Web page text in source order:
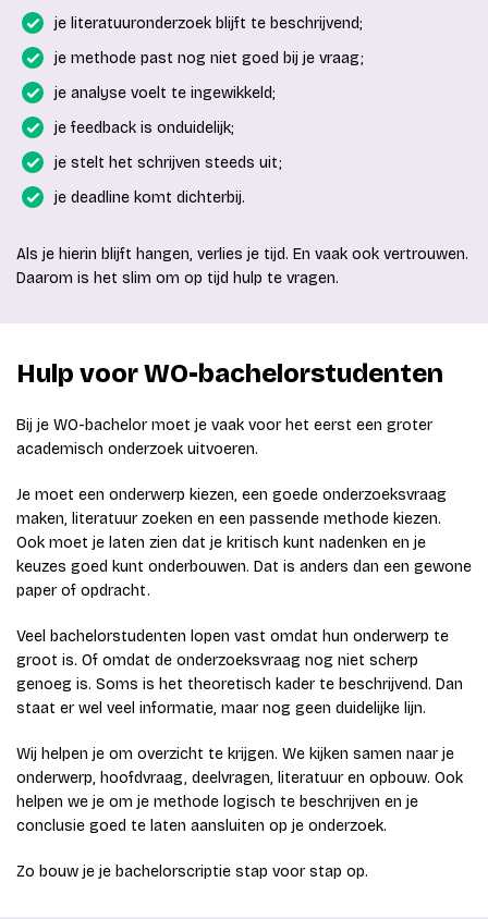
je literatuuronderzoek blijft te beschrijvend;
je methode past nog niet goed bij je vraag;
je analyse voelt te ingewikkeld;
je feedback is onduidelijk;
je stelt het schrijven steeds uit;
je deadline komt dichterbij.
Als je hierin blijft hangen, verlies je tijd. En vaak ook vertrouwen.
Daarom is het slim om op tijd hulp te vragen.
Hulp voor WO-bachelorstudenten
Bij je WO-bachelor moet je vaak voor het eerst een groter
academisch onderzoek uitvoeren.
Je moet een onderwerp kiezen, een goede onderzoeksvraag
maken, literatuur zoeken en een passende methode kiezen.
Ook moet je laten zien dat je kritisch kunt nadenken en je
keuzes goed kunt onderbouwen. Dat is anders dan een gewone
paper of opdracht.
Veel bachelorstudenten lopen vast omdat hun onderwerp te
groot is. Of omdat de onderzoeksvraag nog niet scherp
genoeg is. Soms is het theoretisch kader te beschrijvend. Dan
staat er wel veel informatie, maar nog geen duidelijke lijn.
Wij helpen je om overzicht te krijgen. We kijken samen naar je
onderwerp, hoofdvraag, deelvragen, literatuur en opbouw. Ook
helpen we je om je methode logisch te beschrijven en je
conclusie goed te laten aansluiten op je onderzoek.
Zo bouw je je bachelorscriptie stap voor stap op.